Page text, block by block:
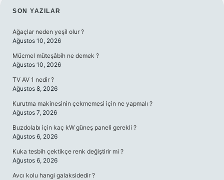
SIDEBAR
SON YAZILAR
Ağaçlar neden yeşil olur ?
Ağustos 10, 2026
Mücmel müteşâbih ne demek ?
Ağustos 10, 2026
TV AV 1 nedir ?
Ağustos 8, 2026
Kurutma makinesinin çekmemesi için ne yapmalı ?
Ağustos 7, 2026
Buzdolabı için kaç kW güneş paneli gerekli ?
Ağustos 6, 2026
Kuka tesbih çektikçe renk değiştirir mi ?
Ağustos 6, 2026
Avcı kolu hangi galaksidedir ?